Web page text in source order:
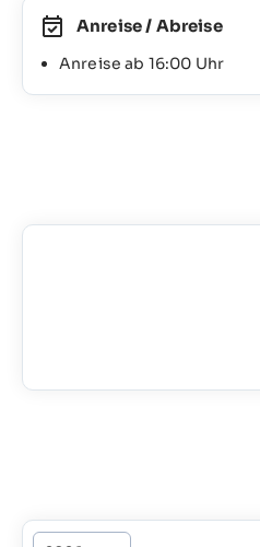
Anreise / Abreise
Anreise ab 16:00 Uhr